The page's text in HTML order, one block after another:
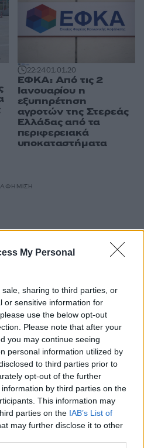
My Personal
sharing to third parties, or
or sensitive information for
use the below opt-out
Please note that after your
you may continue seeing
personal information utilized by
to third parties prior to
opt-out of the further
by third parties on the
This information may
parties on the IAB’s List of
may further disclose it to other
22:2401.01.20
ΕΦΚΑ: Από τις 2
Ιανουαρίου η
εξυπηρέτηση
αγροτών της Στερεάς
Ελλάδας από τα
περιφερειακά
υποκαταστήματα